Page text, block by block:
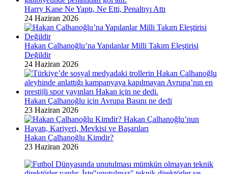
Harry Kane Ne Yaptı, Ne Etti, Penaltıyı Attı
24 Haziran 2026
Hakan Çalhanoğlu’na Yapılanlar Milli Takım Eleştirisi
Değildir
24 Haziran 2026
Hakan Çalhanoğlu için Avrupa Basını ne dedi
23 Haziran 2026
Hakan Çalhanoğlu Kimdir?
23 Haziran 2026